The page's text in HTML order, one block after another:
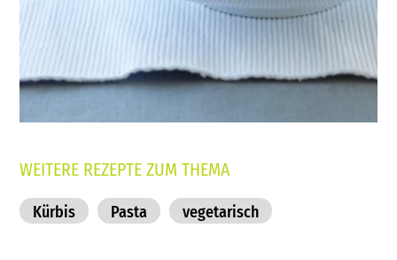
WEITERE REZEPTE ZUM THEMA
Kürbis Pasta vegetarisch